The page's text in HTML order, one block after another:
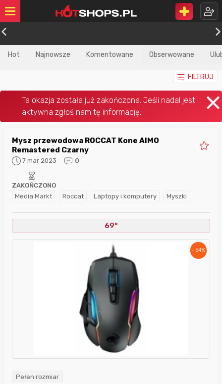
Hot Najnowsze Komentowane Obserwowane
FILTRUJ
Mysz przewodowa ROCCAT Kone AIMO
Remastered Czarny
7 mar 2023 0
Media Markt Roccat Laptopy i komputery Myszki
ZAKOŃCZONO
69°
- 54%
Pełen rozmiar